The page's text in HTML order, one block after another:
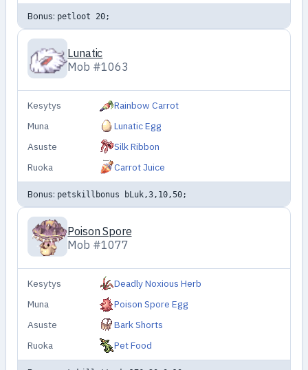
Bonus: petloot 20;
Lunatic
Mob #1063
Kesytys
Rainbow Carrot
Muna
Lunatic Egg
Asuste
Silk Ribbon
Ruoka
Carrot Juice
Bonus: petskillbonus bLuk,3,10,50;
Poison Spore
Mob #1077
Kesytys
Deadly Noxious Herb
Muna
Poison Spore Egg
Asuste
Bark Shorts
Ruoka
Pet Food